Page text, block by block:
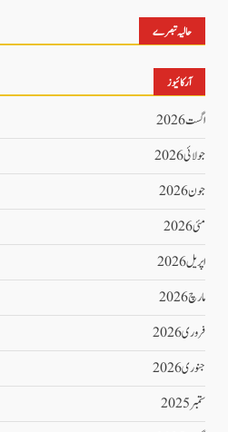
حالیہ تبصرے
آرکائیوز
اگست 2026
جولائی 2026
جون 2026
مئی 2026
اپریل 2026
مارچ 2026
فروری 2026
جنوری 2026
ستمبر 2025